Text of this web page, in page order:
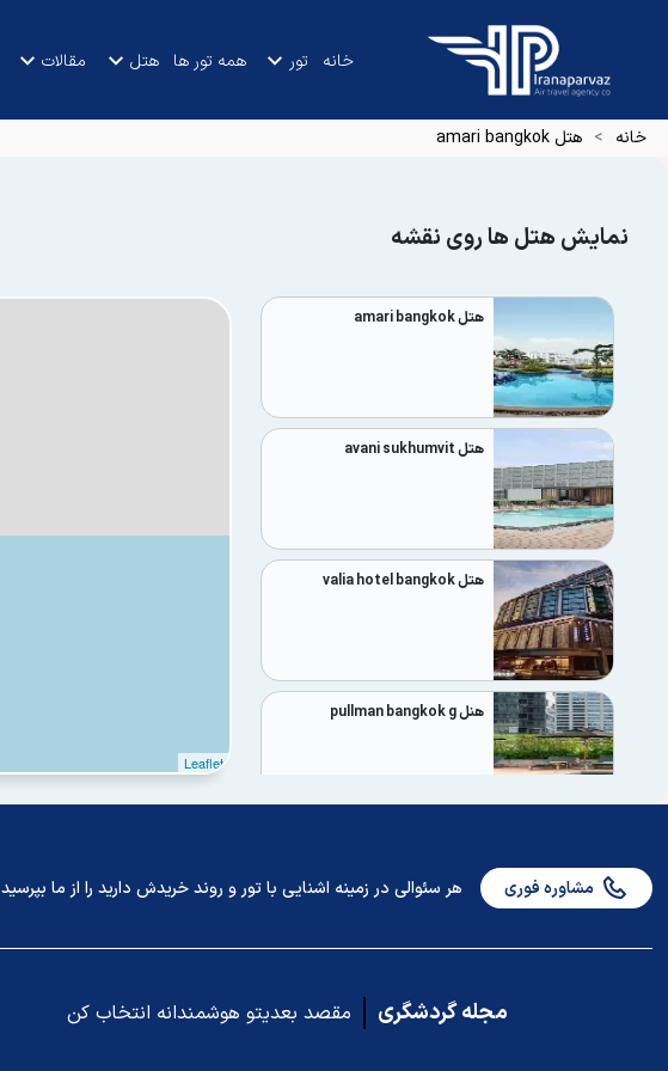
خانه تور همه تور ها هتل مقالات
خانه هتل amari bangkok
نمایش هتل ها روی نقشه
هتل amari bangkok
هتل avani sukhumvit
هتل valia hotel bangkok
هنل pullman bangkok g
power
Leaflet
مشاوره فوری هر سئوالی در زمینه اشنایی با تور و روند خریدش دارید را از ما بپرسید
مجله گردشگری مقصد بعدیتو هوشمندانه انتخاب کن